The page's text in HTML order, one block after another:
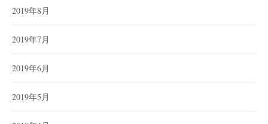
2019年8月
2019年7月
2019年6月
2019年5月